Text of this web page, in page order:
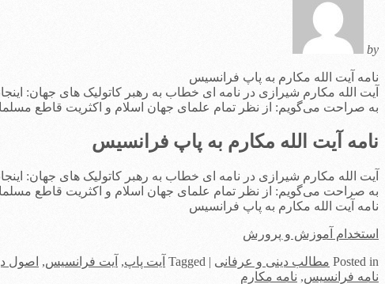
by
نامه آیت الله مکارم به پاپ فرانسیس
آیت الله مکارم شیرازی در نامه ای خطاب به رهبر کاتولیک های جهان:
به صراحت می‌گویم: از نظر تمام علمای جهان اسلام و اکثریت قاطع
نامه آیت الله مکارم به پاپ فرانسیس
آیت الله مکارم شیرازی در نامه ای خطاب به رهبر کاتولیک های جهان:
به صراحت می‌گویم: از نظر تمام علمای جهان اسلام و اکثریت قاطع
نامه آیت الله مکارم به پاپ فرانسیس
استخدام آموزش و پرورش
Posted in مطالب دینی و عرفانی |
Tagged آیت پاپ, آیت فرانسیس, اصول
نامه فرانسیس, نامه مکارم